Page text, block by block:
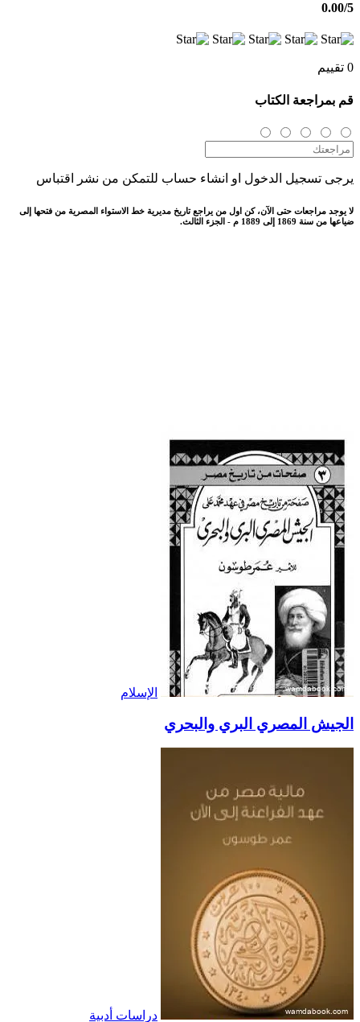
0.00/5
0 تقييم
قم بمراجعة الكتاب
يرجى تسجيل الدخول او انشاء حساب للتمكن من نشر اقتباس
لا يوجد مراجعات حتى الآن، كن اول من يراجع تاريخ مديرية خط الاستواء المصرية من فتحها إلى
ضياعها من سنة 1869 إلى 1889 م - الجزء الثالث.
الإسلام
الجيش المصري البري والبحري
دراسات أدبية